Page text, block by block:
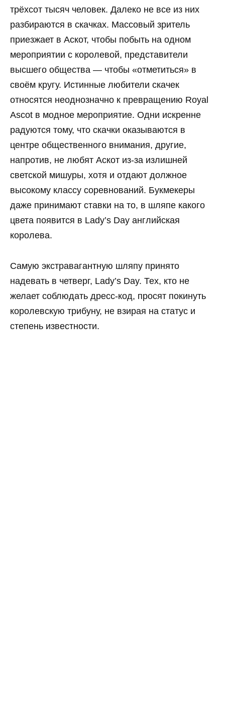
трёхсот тысяч человек. Далеко не все из них
разбираются в скачках. Массовый зритель
приезжает в Аскот, чтобы побыть на одном
мероприятии с королевой, представители
высшего общества — чтобы «отметиться» в
своём кругу. Истинные любители скачек
относятся неоднозначно к превращению Royal
Ascot в модное мероприятие. Одни искренне
радуются тому, что скачки оказываются в
центре общественного внимания, другие,
напротив, не любят Аскот из-за излишней
светской мишуры, хотя и отдают должное
высокому классу соревнований. Букмекеры
даже принимают ставки на то, в шляпе какого
цвета появится в Lady’s Day английская
королева.
Самую экстравагантную шляпу принято
надевать в четверг, Lady’s Day. Тех, кто не
желает соблюдать дресс-код, просят покинуть
королевскую трибуну, не взирая на статус и
степень известности.